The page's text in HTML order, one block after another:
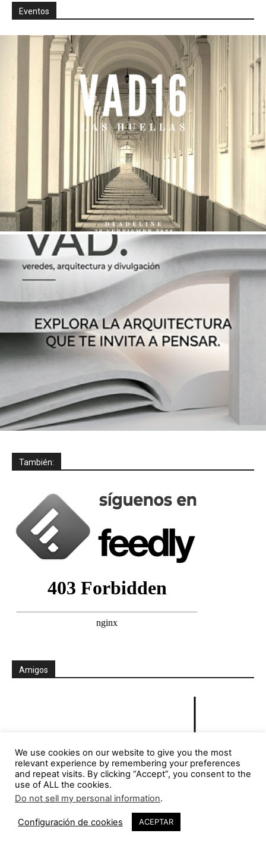
Eventos
También:
Amigos
We use cookies on our website to give you the most
relevant experience by remembering your preferences
and repeat visits. By clicking “Accept”, you consent to the
use of ALL the cookies.
Do not sell my personal information.
Configuración de cookies ACEPTAR